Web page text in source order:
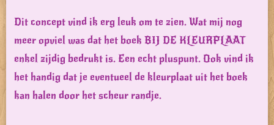
Dit concept vind ik erg leuk om te zien. Wat mij nog
meer opviel was dat het boek BIJ DE KLEURPLAAT
enkel zijdig bedrukt is. Een echt pluspunt. Ook vind ik
het handig dat je eventueel de kleurplaat uit het boek
kan halen door het scheur randje.